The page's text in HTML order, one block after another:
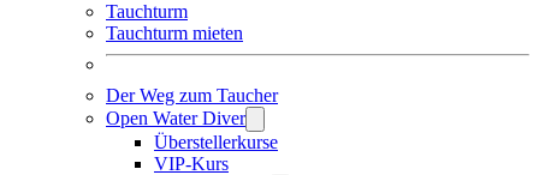
Tauchturm
Tauchturm mieten
Der Weg zum Taucher
Open Water Diver
Überstellerkurse
VIP-Kurs